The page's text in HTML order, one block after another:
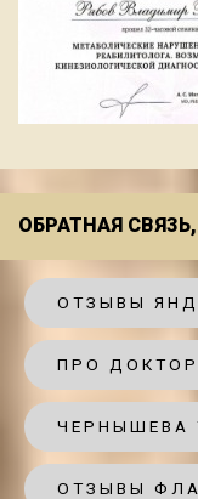
ОБРАТНАЯ
ОТЗЫВЫ
ПРО
ЧЕРНЫШЕВА
ОТЗЫВЫ